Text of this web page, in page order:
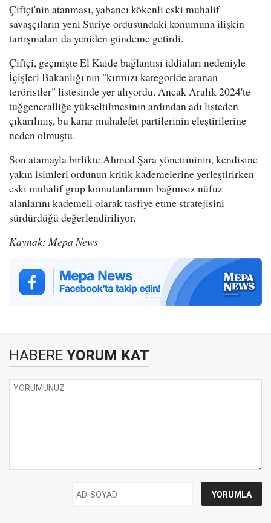
Çiftçi'nin atanması, yabancı kökenli eski muhalif
savaşçıların yeni Suriye ordusundaki konumuna ilişkin
tartışmaları da yeniden gündeme getirdi.
Çiftçi, geçmişte El Kaide bağlantısı iddiaları nedeniyle
İçişleri Bakanlığı'nın "kırmızı kategoride aranan
teröristler" listesinde yer alıyordu. Ancak Aralık 2024'te
tuğgeneralliğe yükseltilmesinin ardından adı listeden
çıkarılmış, bu karar muhalefet partilerinin eleştirilerine
neden olmuştu.
Son atamayla birlikte Ahmed Şara yönetiminin, kendisine
yakın isimleri ordunun kritik kademelerine yerleştirirken
eski muhalif grup komutanlarının bağımsız nüfuz
alanlarını kademeli olarak tasfiye etme stratejisini
sürdürdüğü değerlendiriliyor.
Kaynak: Mepa News
HABERE YORUM KAT